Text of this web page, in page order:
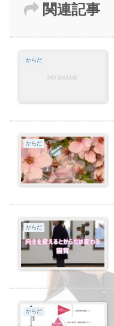
関連記事
からだ
からだ
からだ
からだ